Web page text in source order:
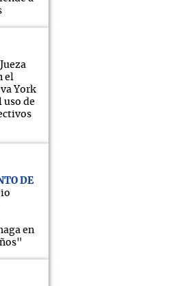
Jueza
el
York
uso de
DE
en